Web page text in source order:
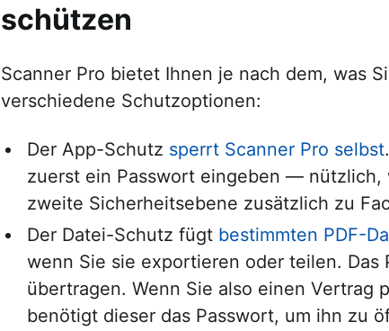
schützen
Scanner Pro bietet Ihnen je nach dem, was
verschiedene Schutzoptionen:
Der App-Schutz sperrt Scanner Pro selbst
zuerst ein Passwort eingeben —
zweite Sicherheitsebene zusätzlich zu
Der Datei-Schutz fügt bestimmten PDF-
wenn Sie sie exportieren oder teilen. Das
übertragen. Wenn Sie also einen Vertrag
benötigt dieser das Passwort, um ihn zu